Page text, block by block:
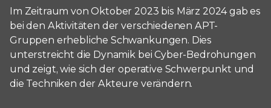
Im Zeitraum von Oktober 2023 bis März 2024 gab es
bei den Aktivitäten der verschiedenen APT-
Gruppen erhebliche Schwankungen. Dies
unterstreicht die Dynamik bei Cyber-Bedrohungen
und zeigt, wie sich der operative Schwerpunkt und
die Techniken der Akteure verändern.